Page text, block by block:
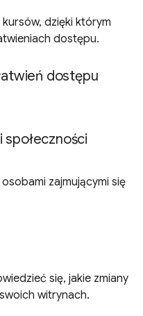
dzięki którym
dostępu.
dostępu
zajmującymi się
się, jakie zmiany
witrynach.